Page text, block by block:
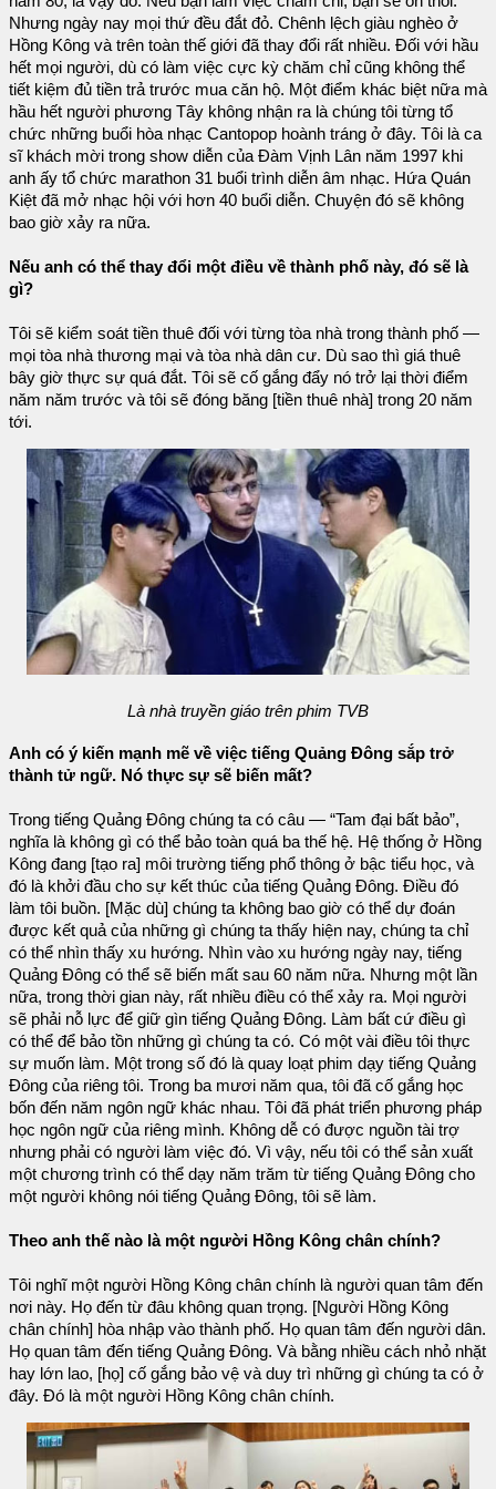
Nhưng ngày nay mọi thứ đều đắt đỏ. Chênh lệch giàu nghèo ở
Hồng Kông và trên toàn thế giới đã thay đổi rất nhiều. Đối với hầu
hết mọi người, dù có làm việc cực kỳ chăm chỉ cũng không thể
tiết kiệm đủ tiền trả trước mua căn hộ. Một điểm khác biệt nữa mà
hầu hết người phương Tây không nhận ra là chúng tôi từng tổ
chức những buổi hòa nhạc Cantopop hoành tráng ở đây. Tôi là ca
sĩ khách mời trong show diễn của Đàm Vịnh Lân năm 1997 khi
anh ấy tổ chức marathon 31 buổi trình diễn âm nhạc. Hứa Quán
Kiệt đã mở nhạc hội với hơn 40 buổi diễn. Chuyện đó sẽ không
bao giờ xảy ra nữa.
Nếu anh có thể thay đổi một điều về thành phố này, đó sẽ là
gì?
Tôi sẽ kiểm soát tiền thuê đối với từng tòa nhà trong thành phố —
mọi tòa nhà thương mại và tòa nhà dân cư. Dù sao thì giá thuê
bây giờ thực sự quá đắt. Tôi sẽ cố gắng đẩy nó trở lại thời điểm
năm năm trước và tôi sẽ đóng băng [tiền thuê nhà] trong 20 năm
tới.
Là nhà truyền giáo trên phim TVB
Anh có ý kiến mạnh mẽ về việc tiếng Quảng Đông sắp trở
thành tử ngữ. Nó thực sự sẽ biến mất?
Trong tiếng Quảng Đông chúng ta có câu — “Tam đại bất bảo”,
nghĩa là không gì có thể bảo toàn quá ba thế hệ. Hệ thống ở Hồng
Kông đang [tạo ra] môi trường tiếng phổ thông ở bậc tiểu học, và
đó là khởi đầu cho sự kết thúc của tiếng Quảng Đông. Điều đó
làm tôi buồn. [Mặc dù] chúng ta không bao giờ có thể dự đoán
được kết quả của những gì chúng ta thấy hiện nay, chúng ta chỉ
có thể nhìn thấy xu hướng. Nhìn vào xu hướng ngày nay, tiếng
Quảng Đông có thể sẽ biến mất sau 60 năm nữa. Nhưng một lần
nữa, trong thời gian này, rất nhiều điều có thể xảy ra. Mọi người
sẽ phải nỗ lực để giữ gìn tiếng Quảng Đông. Làm bất cứ điều gì
có thể để bảo tồn những gì chúng ta có. Có một vài điều tôi thực
sự muốn làm. Một trong số đó là quay loạt phim dạy tiếng Quảng
Đông của riêng tôi. Trong ba mươi năm qua, tôi đã cố gắng học
bốn đến năm ngôn ngữ khác nhau. Tôi đã phát triển phương pháp
học ngôn ngữ của riêng mình. Không dễ có được nguồn tài trợ
nhưng phải có người làm việc đó. Vì vậy, nếu tôi có thể sản xuất
một chương trình có thể dạy năm trăm từ tiếng Quảng Đông cho
một người không nói tiếng Quảng Đông, tôi sẽ làm.
Theo anh thế nào là một người Hồng Kông chân chính?
Tôi nghĩ một người Hồng Kông chân chính là người quan tâm đến
nơi này. Họ đến từ đâu không quan trọng. [Người Hồng Kông
chân chính] hòa nhập vào thành phố. Họ quan tâm đến người dân.
Họ quan tâm đến tiếng Quảng Đông. Và bằng nhiều cách nhỏ nhặt
hay lớn lao, [họ] cố gắng bảo vệ và duy trì những gì chúng ta có ở
đây. Đó là một người Hồng Kông chân chính.